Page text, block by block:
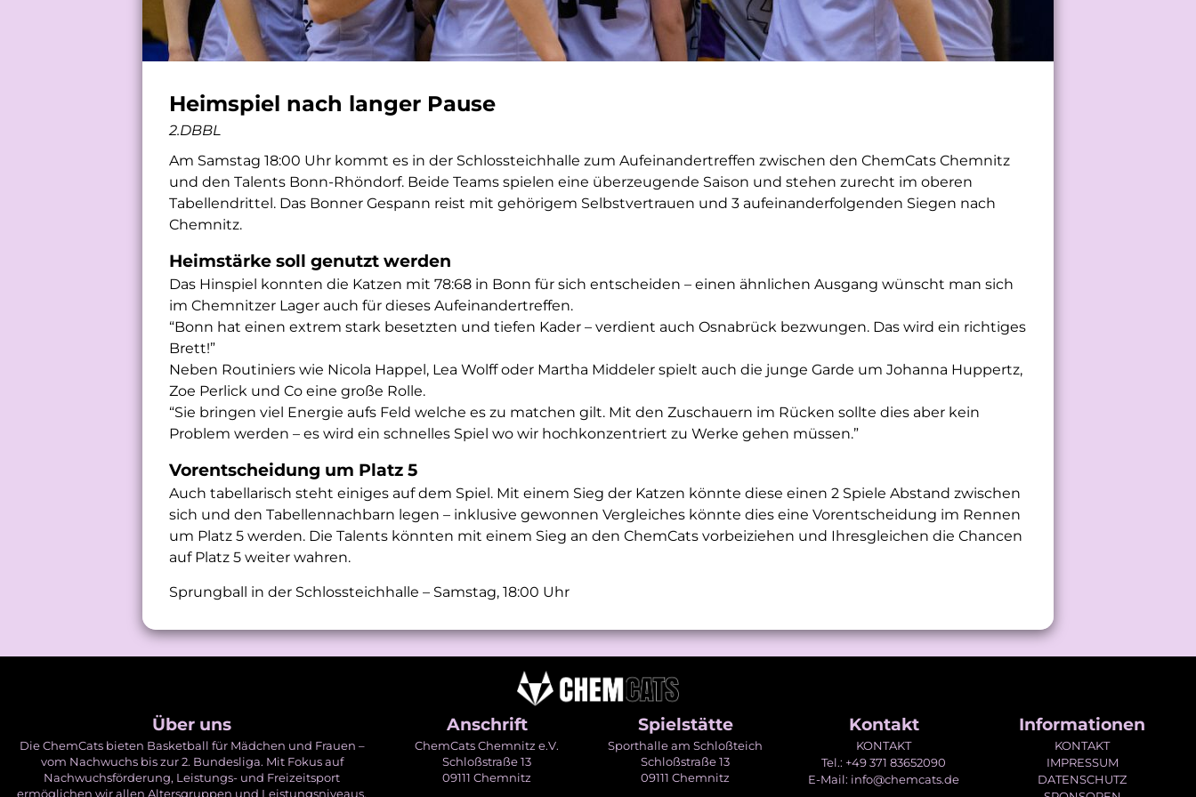
Heimspiel nach langer Pause
2.DBBL
Am Samstag 18:00 Uhr kommt es in der Schlossteichhalle zum Aufeinandertreffen zwischen den ChemCats Chemnitz
und den Talents Bonn-Rhöndorf. Beide Teams spielen eine überzeugende Saison und stehen zurecht im oberen
Tabellendrittel. Das Bonner Gespann reist mit gehörigem Selbstvertrauen und 3 aufeinanderfolgenden Siegen nach
Chemnitz.
Heimstärke soll genutzt werden
Das Hinspiel konnten die Katzen mit 78:68 in Bonn für sich entscheiden – einen ähnlichen Ausgang wünscht man sich
im Chemnitzer Lager auch für dieses Aufeinandertreffen.
“Bonn hat einen extrem stark besetzten und tiefen Kader – verdient auch Osnabrück bezwungen. Das wird ein richtiges
Brett!”
Neben Routiniers wie Nicola Happel, Lea Wolff oder Martha Middeler spielt auch die junge Garde um Johanna Huppertz,
Zoe Perlick und Co eine große Rolle.
“Sie bringen viel Energie aufs Feld welche es zu matchen gilt. Mit den Zuschauern im Rücken sollte dies aber kein
Problem werden – es wird ein schnelles Spiel wo wir hochkonzentriert zu Werke gehen müssen.”
Vorentscheidung um Platz 5
Auch tabellarisch steht einiges auf dem Spiel. Mit einem Sieg der Katzen könnte diese einen 2 Spiele Abstand zwischen
sich und den Tabellennachbarn legen – inklusive gewonnen Vergleiches könnte dies eine Vorentscheidung im Rennen
um Platz 5 werden. Die Talents könnten mit einem Sieg an den ChemCats vorbeiziehen und Ihresgleichen die Chancen
auf Platz 5 weiter wahren.
Sprungball in der Schlossteichhalle – Samstag, 18:00 Uhr
Über uns
Die ChemCats bieten Basketball für Mädchen und Frauen –
vom Nachwuchs bis zur 2. Bundesliga. Mit Fokus auf
Nachwuchsförderung, Leistungs- und Freizeitsport
ermöglichen wir allen Altersgruppen und Leistungsniveaus,
Anschrift
ChemCats Chemnitz e.V.
Schloßstraße 13
09111 Chemnitz
Spielstätte
Sporthalle am Schloßteich
Schloßstraße 13
09111 Chemnitz
Kontakt
KONTAKT
Tel.: +49 371 83652090
E-Mail: info@chemcats.de
Informationen
KONTAKT
IMPRESSUM
DATENSCHUTZ